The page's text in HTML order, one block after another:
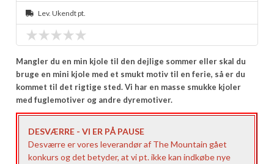
Lev. Ukendt pt.
Mangler du en min kjole til den dejlige sommer eller skal du
bruge en mini kjole med et smukt motiv til en ferie, så er du
kommet til det rigtige sted. Vi har en masse smukke kjoler
med fuglemotiver og andre dyremotiver.
DESVÆRRE - VI ER PÅ PAUSE
Desværre er vores leverandør af The Mountain gået
konkurs og det betyder, at vi pt. ikke kan indkøbe nye